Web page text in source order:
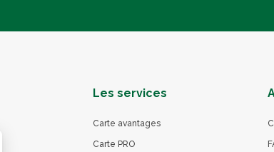
Les services
Carte avantages
Carte PRO